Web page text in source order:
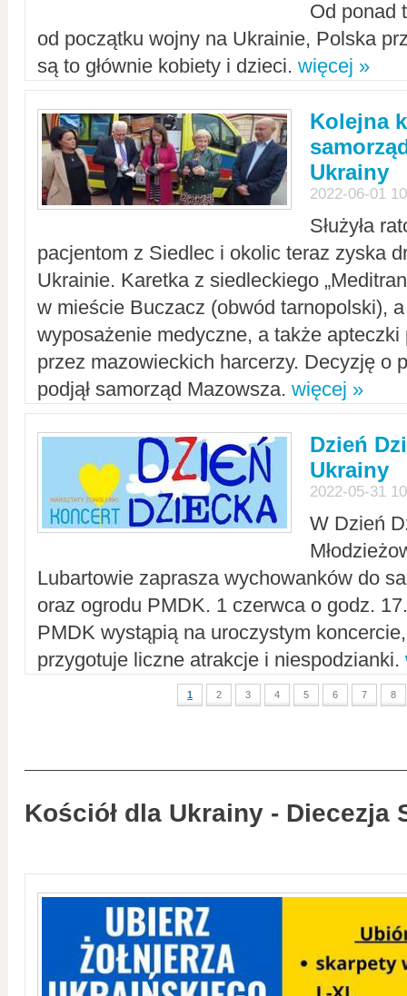
Od ponad
od początku wojny na Ukrainie, Polska
są to głównie kobiety i dzieci. więcej »
Kolejna
Ukrainy
2022-06-01
Służyła
pacjentom z Siedlec i okolic teraz zyska
Ukrainie. Karetka z siedleckiego
w mieście Buczacz (obwód tarnopolski),
wyposażenie medyczne, a także apteczki
przez mazowieckich harcerzy. Decyzję o
podjął samorząd Mazowsza. więcej »
Dzień
Ukrainy
2022-05-31
W Dzień
Lubartowie zaprasza wychowanków do
oraz ogrodu PMDK. 1 czerwca o godz.
PMDK wystąpią na uroczystym
przygotuje liczne atrakcje i niespodzianki.
1 2 3 4 5 6 7 8
Kościół dla Ukrainy - Diecezja